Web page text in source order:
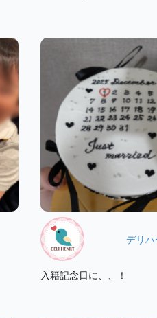
デリ
入籍記念日に、、！